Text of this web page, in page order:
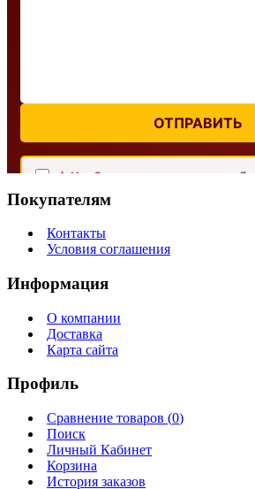
ОТПРАВИТЬ
⚠ Необходимо дать согласие:
Я
Покупателям
Контакты
Условия соглашения
Информация
О компании
Доставка
Карта сайта
Профиль
Сравнение товаров (0)
Поиск
Личный Кабинет
Корзина
История заказов